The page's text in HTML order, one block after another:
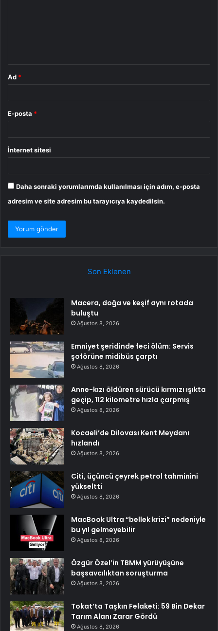
Ad *
E-posta *
İnternet sitesi
Daha sonraki yorumlarımda kullanılması için adım, e-posta
adresim ve site adresim bu tarayıcıya kaydedilsin.
Son Eklenen
Macera, doğa ve keşif aynı rotada
buluştu
Ağustos 8, 2026
Emniyet şeridinde feci ölüm: Servis
şoförüne midibüs çarptı
Ağustos 8, 2026
Anne-kızı öldüren sürücü kırmızı ışıkta
geçip, 112 kilometre hızla çarpmış
Ağustos 8, 2026
Kocaeli’de Dilovası Kent Meydanı
hızlandı
Ağustos 8, 2026
Citi, üçüncü çeyrek petrol tahminini
yükseltti
Ağustos 8, 2026
MacBook Ultra “bellek krizi” nedeniyle
bu yıl gelmeyebilir
Ağustos 8, 2026
Özgür Özel’in TBMM yürüyüşüne
başsavcılıktan soruşturma
Ağustos 8, 2026
Tokat’ta Taşkın Felaketi: 59 Bin Dekar
Tarım Alanı Zarar Gördü
Ağustos 8, 2026